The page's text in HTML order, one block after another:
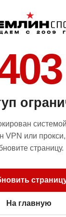
VPN или
страницу.
На главную